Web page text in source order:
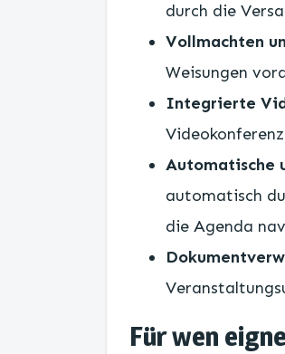
durch die
Vollmachten
Weisungen
Integrierte
Automatische
automatisch
die Agenda
Für wen